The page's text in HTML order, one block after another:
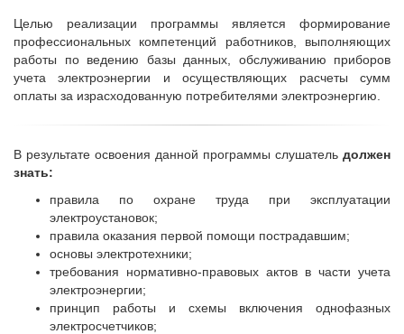
Целью реализации программы является формирование
профессиональных компетенций работников, выполняющих
работы по ведению базы данных, обслуживанию приборов
учета электроэнергии и осуществляющих расчеты сумм
оплаты за израсходованную потребителями электроэнергию.
В результате освоения данной программы слушатель должен
знать:
правила по охране труда при эксплуатации
электроустановок;
правила оказания первой помощи пострадавшим;
основы электротехники;
требования нормативно-правовых актов в части учета
электроэнергии;
принцип работы и схемы включения однофазных
электросчетчиков;